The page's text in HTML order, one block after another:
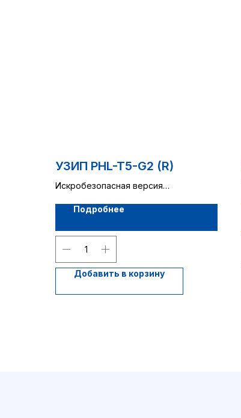
УЗИП PHL-T5-G2 (R)
Искробезопасная версия
Подробнее
Добавить в корзину